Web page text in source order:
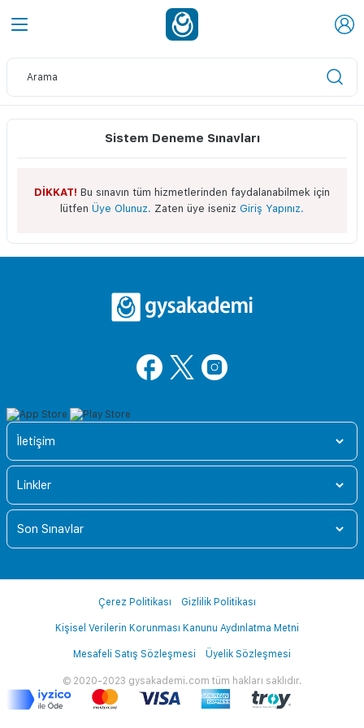
Sistem Deneme Sınavları
DİKKAT! Bu sınavın tüm hizmetlerinden faydalanabilmek için
lütfen Üye Olunuz. Zaten üye iseniz Giriş Yapınız.
İletişim
Linkler
Son Sınavlar
© 2020-2023 gysakademi.com tüm hakları saklıdır.
Çerez Politikası Gizlilik Politikası
Kişisel Verilerin Korunması Kanunu Aydınlatma Metni
Mesafeli Satış Sözleşmesi Üyelik Sözleşmesi